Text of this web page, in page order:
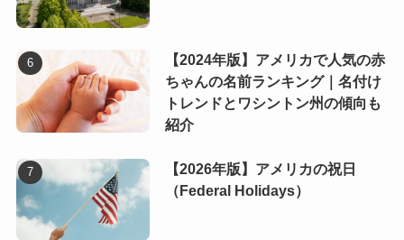
【2024年版】アメリカで人気の赤
ちゃんの名前ランキング｜名付け
トレンドとワシントン州の傾向も
紹介
【2026年版】アメリカの祝日
（Federal Holidays）